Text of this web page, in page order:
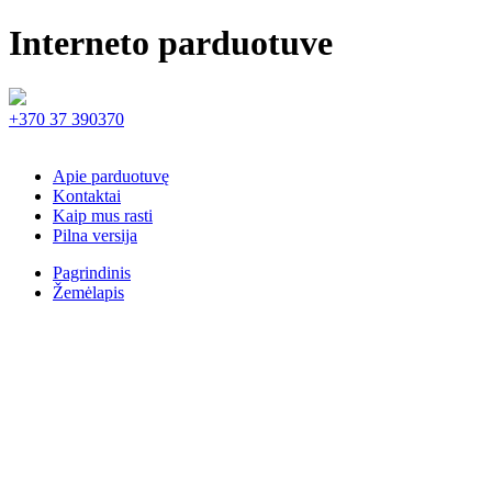
Interneto parduotuve
+370 37 390370
Apie parduotuvę
Kontaktai
Kaip mus rasti
Pilna versija
Pagrindinis
Žemėlapis